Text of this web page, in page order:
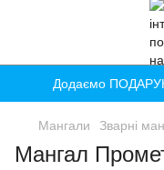
Додаємо
Мангали Зварні
Мангал